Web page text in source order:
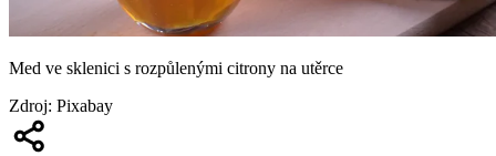
Med ve sklenici s rozpůlenými citrony na utěrce
Zdroj: Pixabay